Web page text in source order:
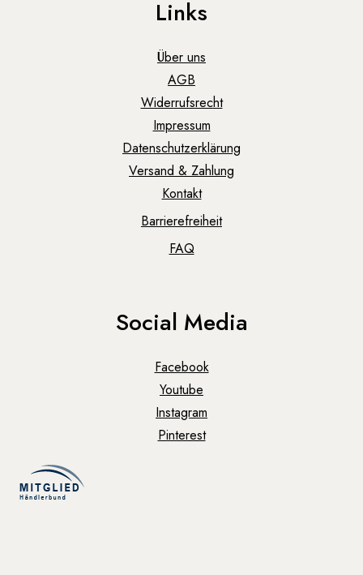
Links
Über uns
AGB
Widerrufsrecht
Impressum
Datenschutzerklärung
Versand & Zahlung
Kontakt
Barrierefreiheit
FAQ
Social Media
Facebook
Youtube
Instagram
Pinterest